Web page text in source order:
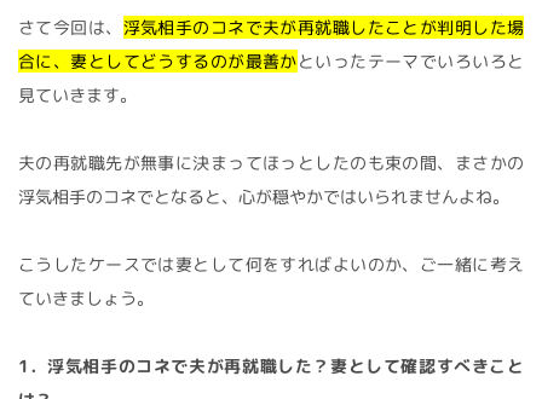
さて今回は、 浮気相手のコネで夫が再就職したことが判明した場
合に、妻としてどうするのが最善かといったテーマでいろいろと
見ていきます。
夫の再就職先が無事に決まってほっとしたのも束の間、まさかの
浮気相手のコネでとなると、心が穏やかではいられませんよね。
こうしたケースでは妻として何をすればよいのか、ご一緒に考え
ていきましょう。
1．浮気相手のコネで夫が再就職した？妻として確認すべきこと